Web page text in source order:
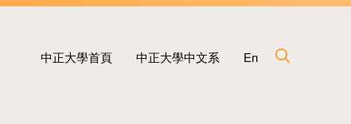
中正大學首頁 中正大學中文系 En